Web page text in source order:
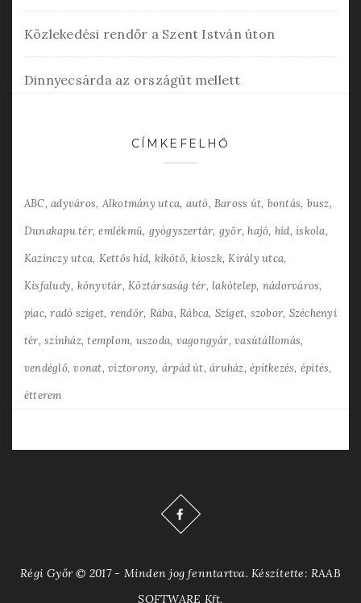
Közlekedési rendőr a Szent István úton
Dinnyecsárda az országút mellett
CÍMKEFELHŐ
ABC adyváros Alkotmány utca autó Baross út bontás busz
Dunakapu tér emlékmű gyógyszertár győr hajó híd iskola
Kazinczy utca Kettős híd kikötő kioszk Király utca
Kisfaludy könyvtár Köztársaság tér lakótelep nádorváros
piac radó sziget rendőr Rába Rábca Sziget szobor Széchenyi
tér színház templom uszoda vagongyár vasútállomás
vendéglő vonat víztorony árpád út áruház építkezés építés
étterem
Régi Győr © 2017 - Minden jog fenntartva. Készítette: RAAB
SOFTWARE Kft.